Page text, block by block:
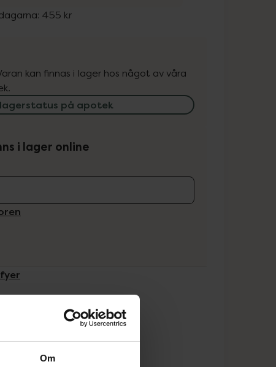
Om
455 kr
kan finnas i lager hos något av våra
lagerstatus på apotek
i lager online